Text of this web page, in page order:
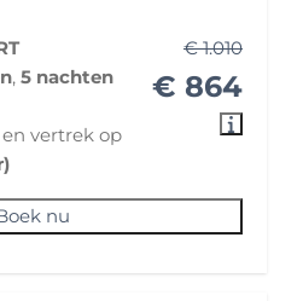
tot 80 KG
aanwezig
€ 1.010
€ 864
, 5 nachten
en vertrek op
nu